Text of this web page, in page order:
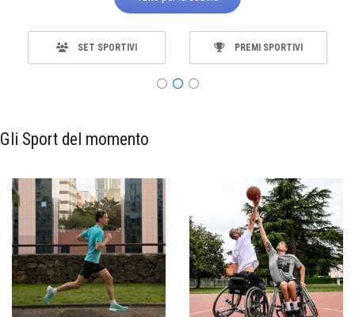
SET SPORTIVI PREMI SPORTIVI
Gli Sport del momento